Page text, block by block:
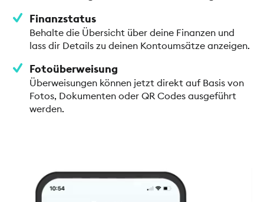
Finanzstatus
Behalte die Übersicht über deine Finanzen und
lass dir Details zu deinen Kontoumsätze anzeigen.
Fotoüberweisung
Überweisungen können jetzt direkt auf Basis von
Fotos, Dokumenten oder QR Codes ausgeführt
werden.